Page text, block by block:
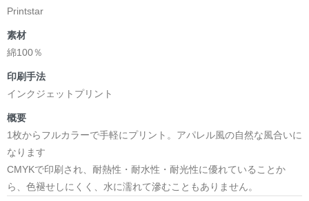
Printstar
素材
綿100％
印刷手法
インクジェットプリント
概要
1枚からフルカラーで手軽にプリント。アパレル風の自然な風合いに
なります
CMYKで印刷され、耐熱性・耐水性・耐光性に優れていることか
ら、色褪せしにくく、水に濡れて滲むこともありません。